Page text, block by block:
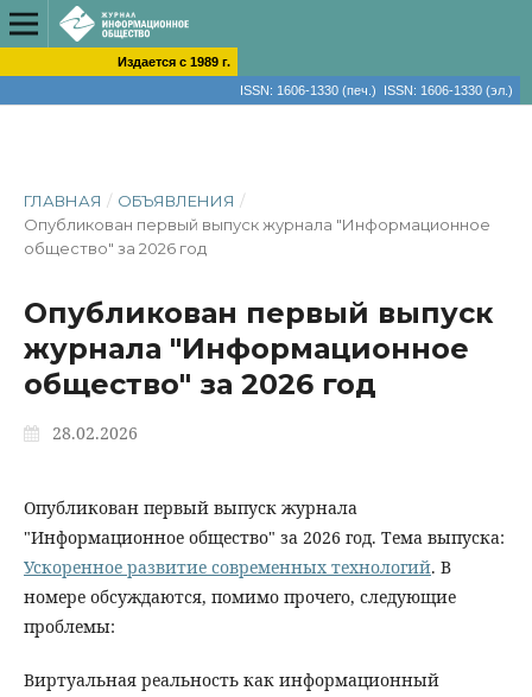
Издается с 1989 г.
ISSN: 1606-1330 (печ.) ISSN: 1606-1330 (эл.)
ГЛАВНАЯ / ОБЪЯВЛЕНИЯ /
Опубликован первый выпуск журнала "Информационное
общество" за 2026 год
Опубликован первый выпуск
журнала "Информационное
общество" за 2026 год
28.02.2026
Опубликован первый выпуск журнала
"Информационное общество" за 2026 год. Тема выпуска:
Ускоренное развитие современных технологий. В
номере обсуждаются, помимо прочего, следующие
проблемы:
Виртуальная реальность как информационный